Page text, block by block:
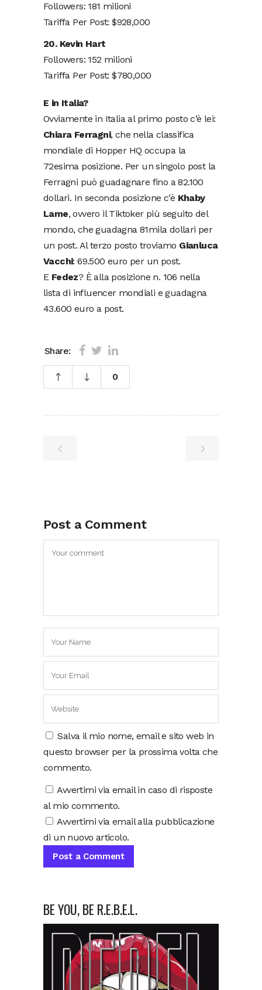
Followers: 181 milioni
Tariffa Per Post: $928,000
20. Kevin Hart
Followers: 152 milioni
Tariffa Per Post: $780,000
E in Italia?
Ovviamente in Italia al primo posto c’è lei:
Chiara Ferragni, che nella classifica
mondiale di Hopper HQ occupa la
72esima posizione. Per un singolo post la
Ferragni può guadagnare fino a 82.100
dollari. In seconda posizione c’è Khaby
Lame, ovvero il Tiktoker più seguito del
mondo, che guadagna 81mila dollari per
un post. Al terzo posto troviamo Gianluca
Vacchi: 69.500 euro per un post.
E Fedez? È alla posizione n. 106 nella
lista di influencer mondiali e guadagna
43.600 euro a post.
Share:
0
Post a Comment
Salva il mio nome, email e sito web in
questo browser per la prossima volta che
commento.
Avvertimi via email in caso di risposte
al mio commento.
Avvertimi via email alla pubblicazione
di un nuovo articolo.
BE YOU, BE R.E.B.E.L.